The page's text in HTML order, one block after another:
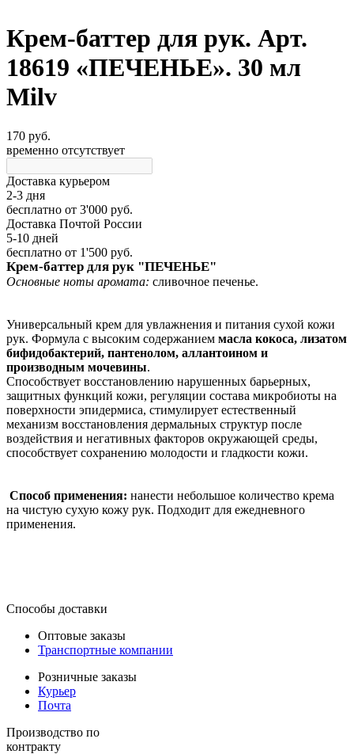
Крем-баттер для рук. Арт.
18619 «ПЕЧЕНЬЕ». 30 мл
Milv
170 руб.
временно отсутствует
Доставка курьером
2-3 дня
бесплатно от 3'000 руб.
Доставка Почтой России
5-10 дней
бесплатно от 1'500 руб.
Крем-баттер для рук "ПЕЧЕНЬЕ"
Основные ноты аромата: сливочное печенье.
Универсальный крем для увлажнения и питания сухой кожи
рук. Формула с высоким содержанием масла кокоса, лизатом
бифидобактерий, пантенолом, аллантоином и
производным мочевины.
Способствует восстановлению нарушенных барьерных,
защитных функций кожи, регуляции состава микробиоты на
поверхности эпидермиса, стимулирует естественный
механизм восстановления дермальных структур после
воздействия и негативных факторов окружающей среды,
способствует сохранению молодости и гладкости кожи.
Способ применения: нанести небольшое количество крема
на чистую сухую кожу рук. Подходит для ежедневного
применения.
Способы доставки
Оптовые заказы
Транспортные компании
Розничные заказы
Курьер
Почта
Производство по
контракту